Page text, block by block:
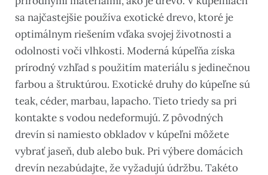
sa najčastejšie používa exotické drevo, ktoré je
optimálnym riešením vďaka svojej životnosti a
odolnosti voči vlhkosti. Moderná kúpeľňa získa
prírodný vzhľad s použitím materiálu s jedinečnou
farbou a štruktúrou. Exotické druhy do kúpeľne sú
teak, céder, marbau, lapacho. Tieto triedy sa pri
kontakte s vodou nedeformujú. Z pôvodných
drevín si namiesto obkladov v kúpeľni môžete
vybrať jaseň, dub alebo buk. Pri výbere domácich
drevín nezabúdajte, že vyžadujú údržbu. Takéto